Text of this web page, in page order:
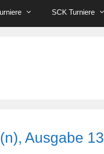
SCK Turniere
Ausgabe 13